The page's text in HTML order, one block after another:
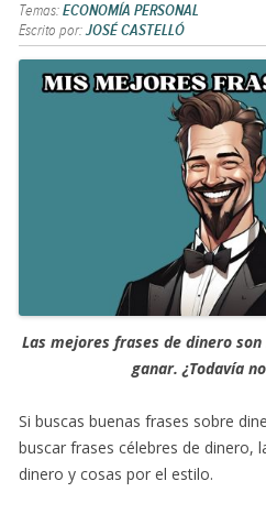
Temas:ECONOMÍA PERSONAL
Escrito por:JOSÉ CASTELLÓ
Las mejores frases de dinero
ganar. ¿Todavía
Si buscas buenas frases sobre
buscar frases célebres de dinero,
dinero y cosas por el estilo.